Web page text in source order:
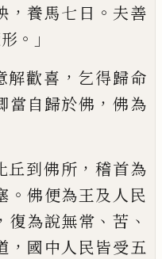
，養馬七日 。 夫善
。」
解歡喜 ， 乞得歸命
當自歸於佛 ，佛為
丘到佛所 ，稽首為
。佛便為王及人民
， 復為說無常 、苦 、
， 國中人民皆受五